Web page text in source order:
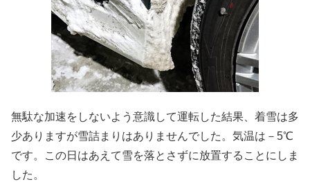
無駄な加速をしないよう意識して運転した結果、着雪は多
少ありますが雪詰まりはありませんでした。気温は－5℃
です。この日はあえて雪を落とさずに放置することにしま
した。